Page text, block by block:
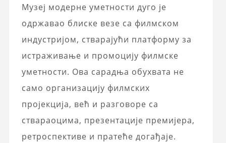
Музеј модерне уметности дуго је
одржавао блиске везе са филмском
индустријом, стварајући платформу за
истраживање и промоцију филмске
уметности. Ова сарадња обухвата не
само организацију филмских
пројекција, већ и разговоре са
ствараоцима, презентације премијера,
ретроспективе и пратеће догађаје.